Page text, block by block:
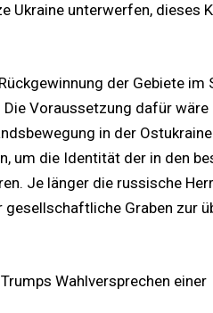
Ukraine unterwerfen, dieses
der Gebiete im
Voraussetzung dafür wäre
in der
um die Identität der in den
Je länger die russische
Graben zur
Wahlversprechen einer